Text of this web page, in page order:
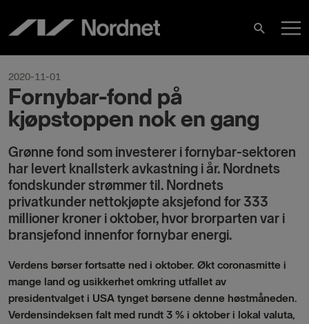
content
Search
2020-11-01
Fornybar-fond på
kjøpstoppen nok en gang
Grønne fond som investerer i fornybar-sektoren
har levert knallsterk avkastning i år. Nordnets
fondskunder strømmer til. Nordnets
privatkunder nettokjøpte aksjefond for 333
millioner kroner i oktober, hvor brorparten var i
bransjefond innenfor fornybar energi.
Verdens børser fortsatte ned i oktober. Økt coronasmitte i
mange land og usikkerhet omkring utfallet av
presidentvalget i USA tynget børsene denne høstmåneden.
Verdensindeksen falt med rundt 3 % i oktober i lokal valuta,